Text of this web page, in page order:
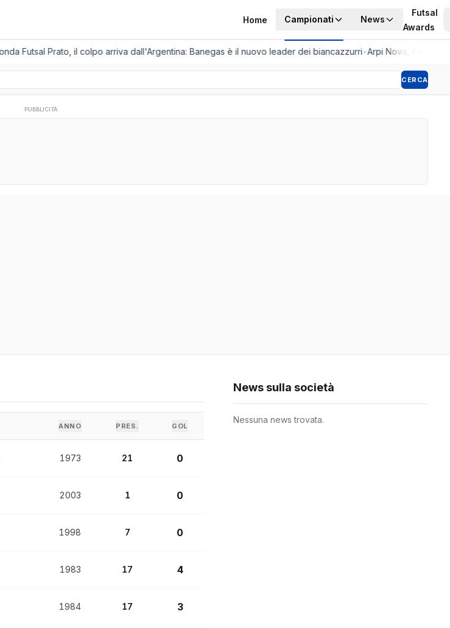
Home Campionati News
Futsal
Awards
Futsal Prato, il colpo arriva dall'Argentina: Banegas è il nuovo leader dei biancazzurri•Arpi Nova, il colpo
CERCA
PUBBLICITÀ
ANNO PRES. GOL
1973 21 0
2003 1 0
1998 7 0
1983 17 4
1984 17 3
News sulla società
Nessuna news trovata.